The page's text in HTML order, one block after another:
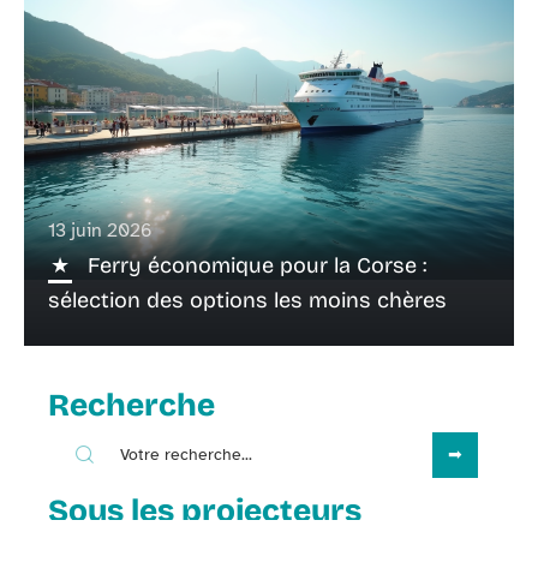
13 juin 2026
Ferry économique pour la Corse :
sélection des options les moins chères
Recherche
Sous les projecteurs